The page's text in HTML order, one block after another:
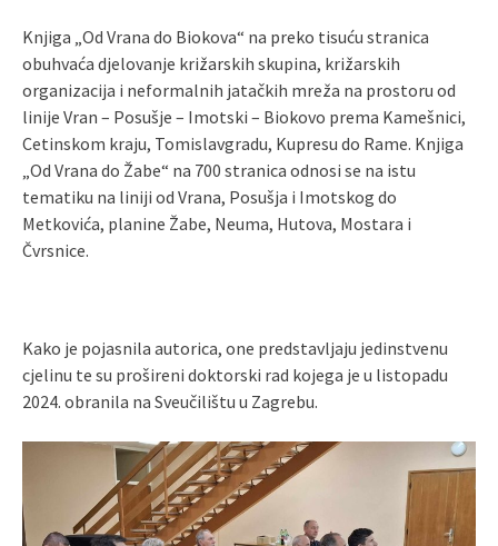
Knjiga „Od Vrana do Biokova“ na preko tisuću stranica
obuhvaća djelovanje križarskih skupina, križarskih
organizacija i neformalnih jatačkih mreža na prostoru od
linije Vran – Posušje – Imotski – Biokovo prema Kamešnici,
Cetinskom kraju, Tomislavgradu, Kupresu do Rame. Knjiga
„Od Vrana do Žabe“ na 700 stranica odnosi se na istu
tematiku na liniji od Vrana, Posušja i Imotskog do
Metkovića, planine Žabe, Neuma, Hutova, Mostara i
Čvrsnice.
Kako je pojasnila autorica, one predstavljaju jedinstvenu
cjelinu te su prošireni doktorski rad kojega je u listopadu
2024. obranila na Sveučilištu u Zagrebu.